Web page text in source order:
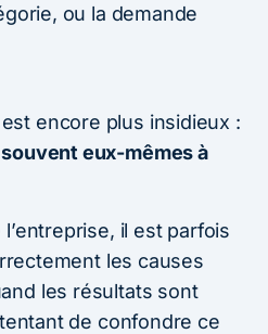
ou la demande
encore plus insidieux :
eux-mêmes à
il est parfois
les causes
les résultats sont
de confondre ce